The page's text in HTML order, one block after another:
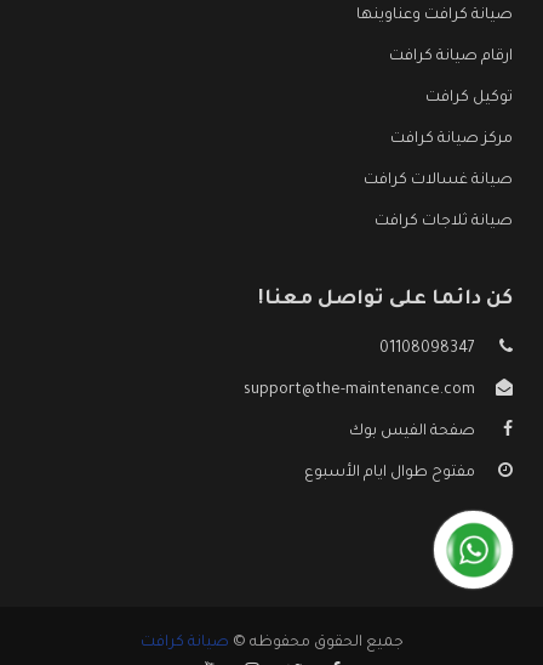
صيانة كرافت وعناوينها
ارقام صيانة كرافت
توكيل كرافت
مركز صيانة كرافت
صيانة غسالات كرافت
صيانة ثلاجات كرافت
كن دائما على تواصل معنا!
01108098347
support@the-maintenance.com
صفحة الفيس بوك
مفتوح طوال ايام الأسبوع
جميع الحقوق محفوظه © صيانة كرافت